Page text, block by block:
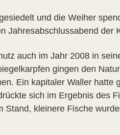
und die Weiher
Jahresabschlussabend der
auch im Jahr 2008 in
gingen den
Ein kapitaler Waller hatte
sich im Ergebnis des
kleinere Fische